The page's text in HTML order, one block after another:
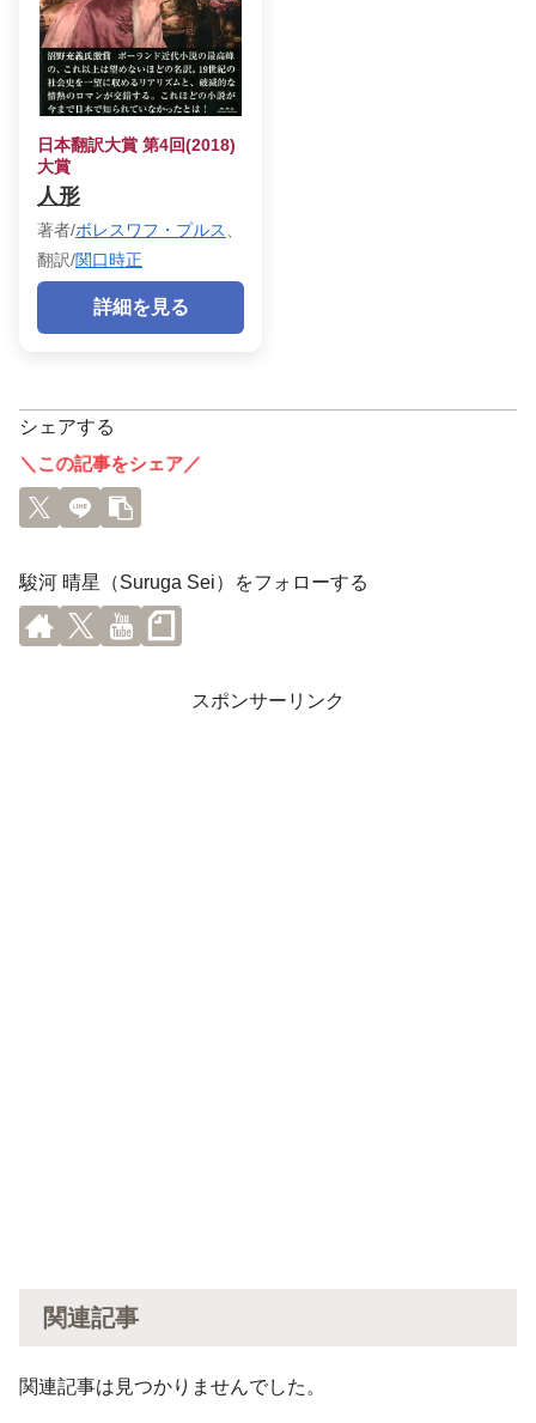
日本翻訳大賞 第4回(2018)
大賞
人形
著者/ボレスワフ・プルス、
翻訳/関口時正
詳細を見る
シェアする
＼この記事をシェア／
駿河 晴星（Suruga Sei）をフォローする
スポンサーリンク
関連記事
関連記事は見つかりませんでした。